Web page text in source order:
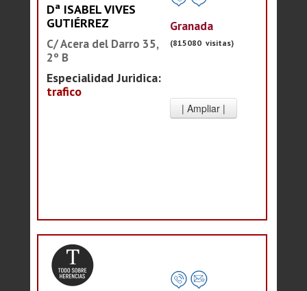
Dª ISABEL VIVES
GUTIÉRREZ
C/ Acera del Darro 35,
2º B
Especialidad Juridica:
trafico
Granada
(815080 visitas)